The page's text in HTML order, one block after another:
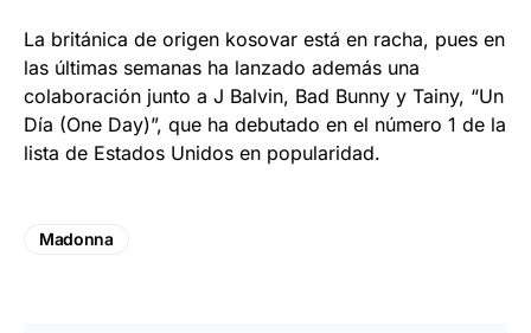
La británica de origen kosovar está en racha, pues en
las últimas semanas ha lanzado además una
colaboración junto a J Balvin, Bad Bunny y Tainy, “Un
Día (One Day)”, que ha debutado en el número 1 de la
lista de Estados Unidos en popularidad.
Madonna